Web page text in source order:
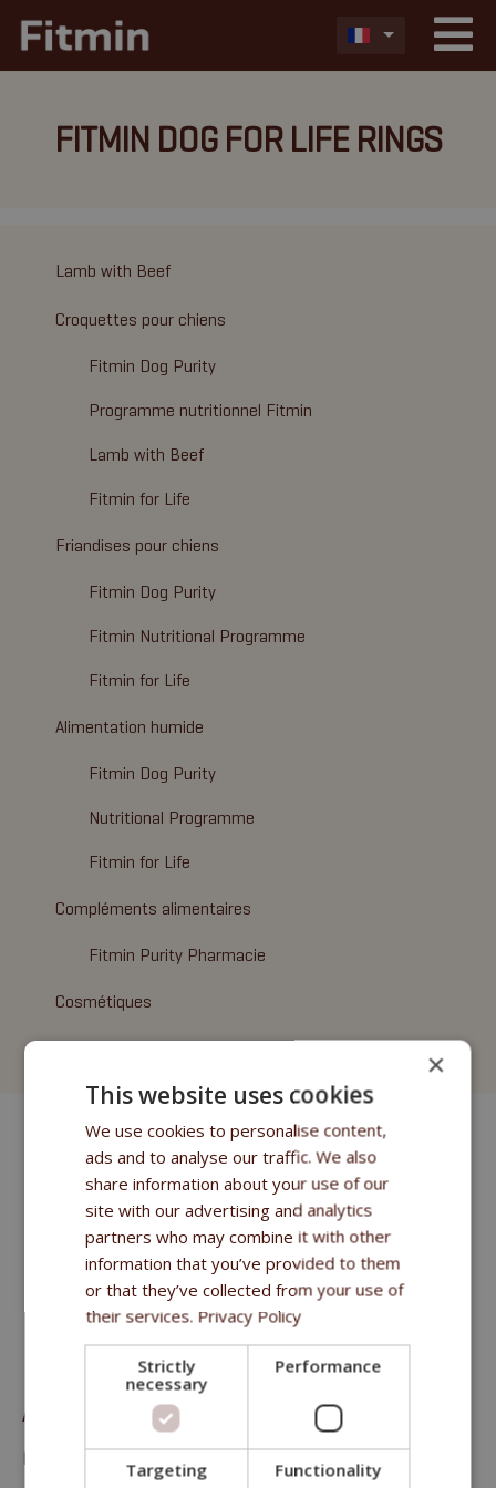
FITMIN DOG FOR LIFE RINGS
Lamb with Beef
Croquettes pour chiens
Fitmin Dog Purity
Programme nutritionnel Fitmin
Lamb with Beef
Fitmin for Life
Friandises pour chiens
Fitmin Dog Purity
Fitmin Nutritional Programme
Fitmin for Life
Alimentation humide
Fitmin Dog Purity
Nutritional Programme
Fitmin for Life
Compléments alimentaires
Fitmin Purity Pharmacie
Cosmétiques
Fitmin for Life Shampooings
Aliment complémentaire (friandise) pour chien adulte
Fitmin For Life Rings
×
This website uses cookies
We use cookies to personalise content,
ads and to analyse our traffic. We also
share information about your use of our
site with our advertising and analytics
partners who may combine it with other
information that you’ve provided to them
or that they’ve collected from your use of
their services. Privacy Policy
Strictly
necessary
Performance
Targeting Functionality